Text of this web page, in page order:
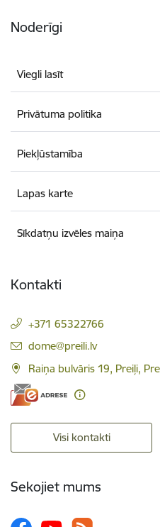
Noderīgi
Viegli lasīt
Privātuma politika
Piekļūstamība
Lapas karte
Sīkdatņu izvēles maiņa
Kontakti
+371 65322766
E-pasts:
dome@preili.lv
Raiņa bulvāris 19, Preiļi,
Visi kontakti
Sekojiet mums